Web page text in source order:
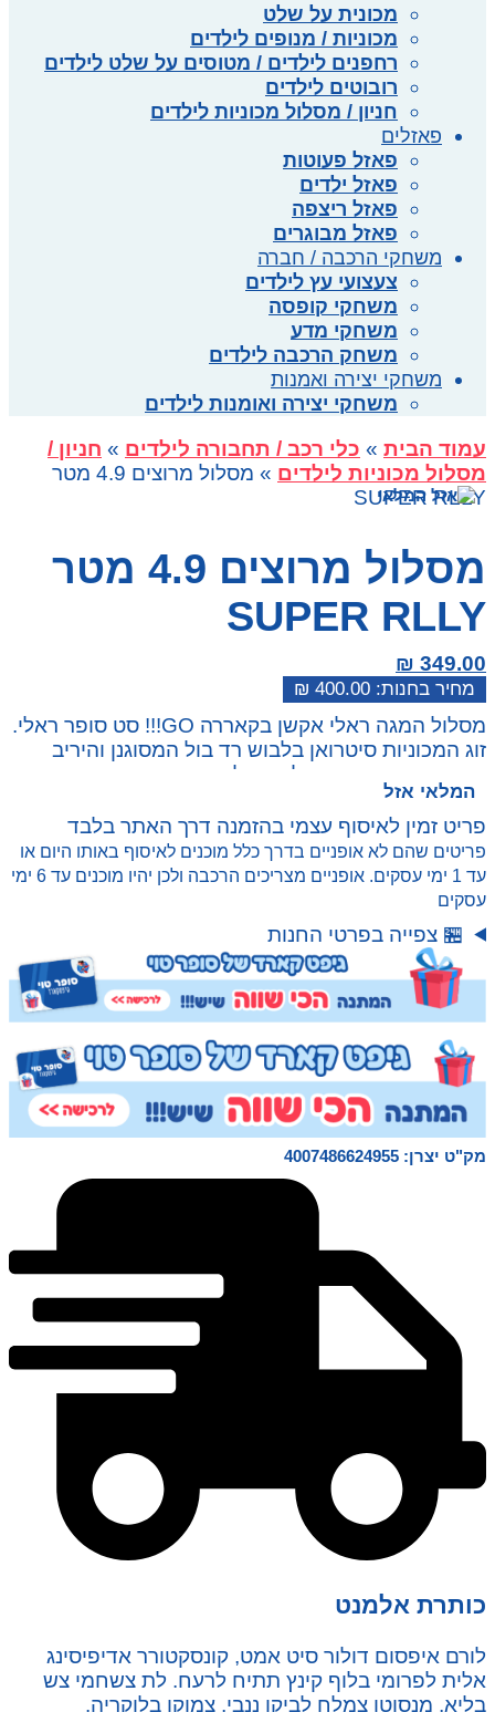
מכונית על שלט
מכוניות / מנופים לילדים
רחפנים לילדים / מטוסים על שלט לילדים
רובוטים לילדים
חניון / מסלול מכוניות לילדים
פאזלים
פאזל פעוטות
פאזל ילדים
פאזל ריצפה
פאזל מבוגרים
משחקי הרכבה / חברה
צעצועי עץ לילדים
משחקי קופסה
משחקי מדע
משחק הרכבה לילדים
משחקי יצירה ואמנות
משחקי יצירה ואומנות לילדים
עמוד הבית» כלי רכב / תחבורה לילדים» חניון /
מסלול מכוניות לילדים
» מסלול מרוצים 4.9 מטר
SUPER RLLY
מסלול מרוצים 4.9 מטר
SUPER RLLY
₪ 400.00
המחיר
המקורי
היה:
₪ 400.00.
₪ 349.00
המחיר
הנוכחי
הוא:
₪ 349.00.
מסלול המגה ראלי אקשן בקאררה GO!!! סט סופר ראלי.
זוג המכוניות סיטרואן בלבוש רד בול המסוגנן והיריב
בסיטרואן השחור והמלוטש נלחמים בקרב חסר פשרות.
המרוצים כוללת קטע צר, עיקול וכמה מסלולי ראלי
מיוחדים למירוצים מרתקים ומלאי אירועים שמכניסים
אווירת ראלי אותנטית לכל בית.
הסטים יש יחידות בקרה ידניות ידידותיות לילדים כולל
כפתור "מהירות טורבו".
המסלול קל להרכבה ופירוק הודות למערכת הנעילה.
מבנה מסילה יציב הודות לתמיכות מסילה מתכווננות
לגובה ומנגנוני נעילה, הדפסת פסים אדומים ולבנים
בקימורים.
לכל הרכבים מגעי גרירה כפולה, רכבים מפורטים
נאמנים למקור, חותמת מודפסת, רישיונות רכב
אטרקטיביים ונושאי מרוצים.
המלאי אזל
פריט זמין לאיסוף עצמי בהזמנה דרך האתר בלבד
פריטים שהם לא אופניים בדרך כלל מוכנים לאיסוף באותו היום או
עד 1 ימי עסקים. אופניים מצריכים הרכבה ולכן יהיו מוכנים עד 6 ימי
עסקים
🏪 צפייה בפרטי החנות
מק"ט יצרן: 4007486624955
כותרת אלמנט
לורם איפסום דולור סיט אמט, קונסקטורר אדיפיסינג
אלית לפרומי בלוף קינץ תתיח לרעח. לת צשחמי צש
בליא, מנסוטו צמלח לביקו ננבי, צמוקו בלוקריה.